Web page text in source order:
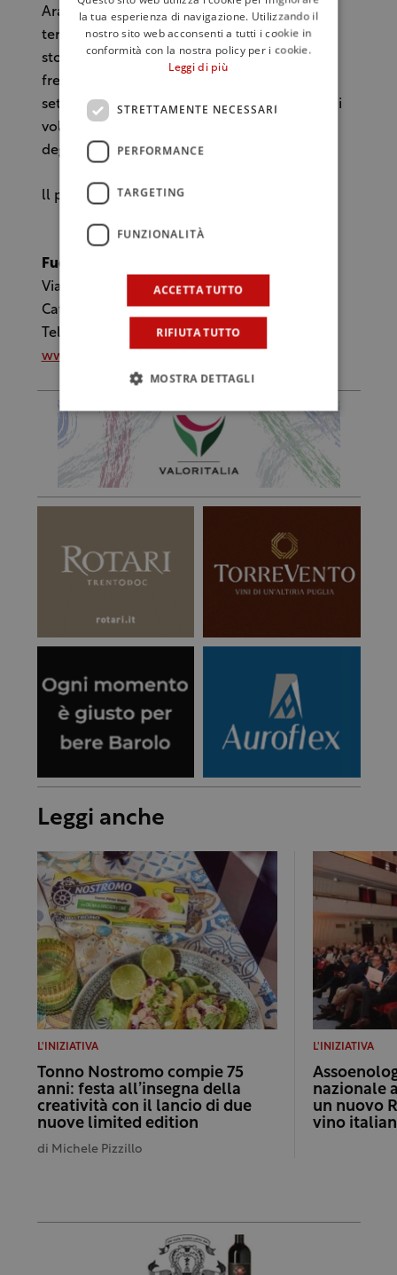
Arancio in un tour di degustazioni che si
terranno in alcuni dei locali (wine bar, food
store, ristoranti, enoteche) più trendy e
frequentati di tutta la Sicilia nelle prossime
settimane. Cronachedigusto.it pubblicherà di
volta in volta gli appuntamenti per le
degustazioni.
ll primo appuntamento: 10 maggio, ore 18
Fud
Via Santa Filomena, 35
Catania
Tel. 095 7153518
www.fudcatania.it
Leggi anche
L'INIZIATIVA
Tonno Nostromo compie 75
anni: festa all’insegna della
creatività con il lancio di due
nuove limited edition
di Michele Pizzillo
L'INIZIATIVA
nazionale
un nuovo
vino
la tua esperienza di navigazione. Utilizzando il
nostro sito web acconsenti a tutti i cookie in
conformità con la nostra policy per i cookie.
Leggi di più
STRETTAMENTE NECESSARI
PERFORMANCE
TARGETING
FUNZIONALITÀ
ACCETTA TUTTO
RIFIUTA TUTTO
MOSTRA DETTAGLI